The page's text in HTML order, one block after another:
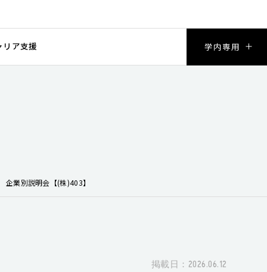
リア支援 学内専用
企業別説明会【(株)403】
掲載日：2026.06.12